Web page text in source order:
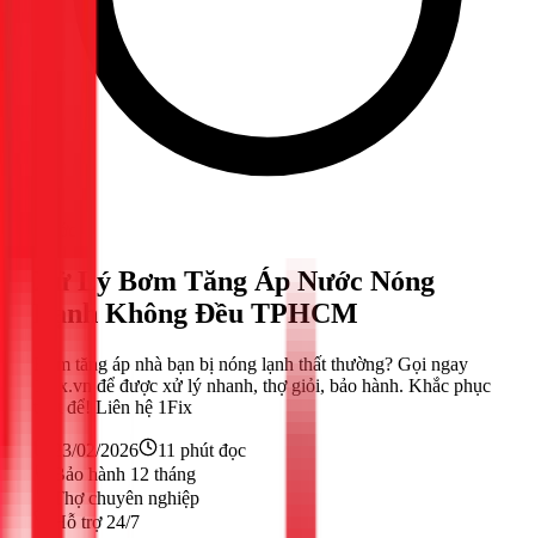
Xử Lý Bơm Tăng Áp Nước Nóng
Lạnh Không Đều TPHCM
Bơm tăng áp nhà bạn bị nóng lạnh thất thường? Gọi ngay
1Fix.vn để được xử lý nhanh, thợ giỏi, bảo hành. Khắc phục
triệt để! Liên hệ 1Fix
23/02/2026 11 phút đọc
Bảo hành 12 tháng
Thợ chuyên nghiệp
Hỗ trợ 24/7